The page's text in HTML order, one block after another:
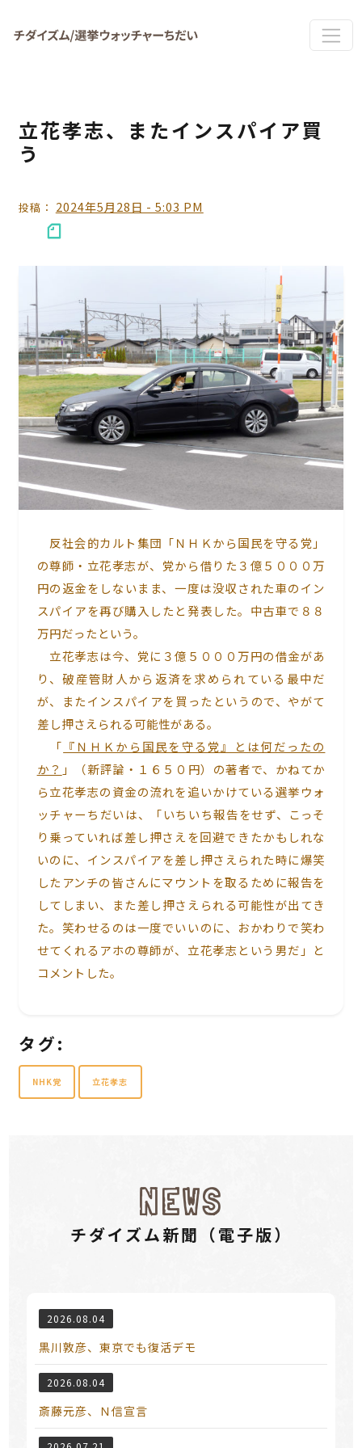
立花孝志、またインスパイア買
う
投稿： 2024年5月28日 - 5:03 PM
反社会的カルト集団「ＮＨＫから国民を守る党」
の尊師・立花孝志が、党から借りた３億５０００万
円の返金をしないまま、一度は没収された車のイン
スパイアを再び購入したと発表した。中古車で８８
万円だったという。
立花孝志は今、党に３億５０００万円の借金があ
り、破産管財人から返済を求められている最中だ
が、またインスパイアを買ったというので、やがて
差し押さえられる可能性がある。
「 『ＮＨＫから国民を守る党』とは何だったの
か？ 」（新評論・１６５０円）の著者で、かねてか
ら立花孝志の資金の流れを追いかけている選挙ウォ
ッチャーちだいは、「いちいち報告をせず、こっそ
り乗っていれば差し押さえを回避できたかもしれな
いのに、インスパイアを差し押さえられた時に爆笑
したアンチの皆さんにマウントを取るために報告を
してしまい、また差し押さえられる可能性が出てき
た。笑わせるのは一度でいいのに、おかわりで笑わ
せてくれるアホの尊師が、立花孝志という男だ」と
コメントした。
タグ:
NHK党 立花孝志
NEWS
チダイズム新聞（電⼦版）
2026.08.04
黒川敦彦、東京でも復活デモ
2026.08.04
斎藤元彦、Ｎ信宣言